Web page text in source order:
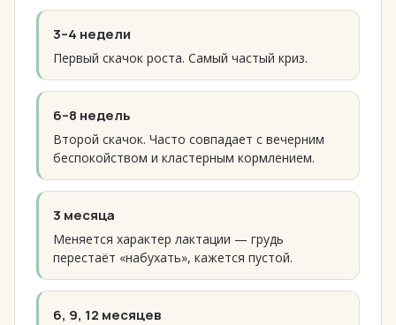
3–4 недели
Первый скачок роста. Самый частый криз.
6–8 недель
Второй скачок. Часто совпадает с вечерним
беспокойством и кластерным кормлением.
3 месяца
Меняется характер лактации — грудь
перестаёт «набухать», кажется пустой.
6, 9, 12 месяцев